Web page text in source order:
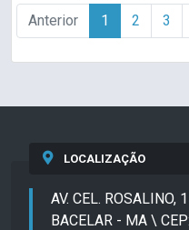
Anterior
1 2 3
LOCALIZAÇÃO
AV. CEL. ROSALINO,
BACELAR - MA \